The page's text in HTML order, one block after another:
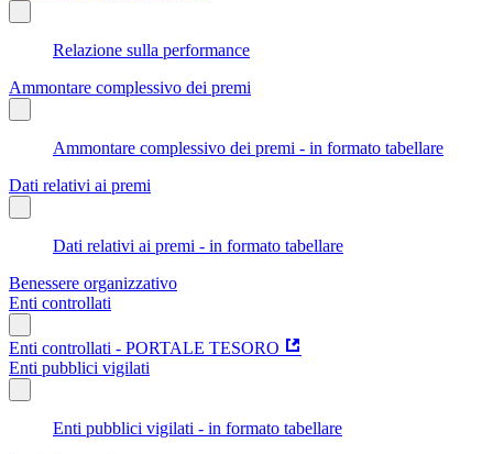
Relazione sulla performance
Ammontare complessivo dei premi
Ammontare complessivo dei premi - in formato tabellare
Dati relativi ai premi
Dati relativi ai premi - in formato tabellare
Benessere organizzativo
Enti controllati
Enti controllati - PORTALE TESORO
Enti pubblici vigilati
Enti pubblici vigilati - in formato tabellare